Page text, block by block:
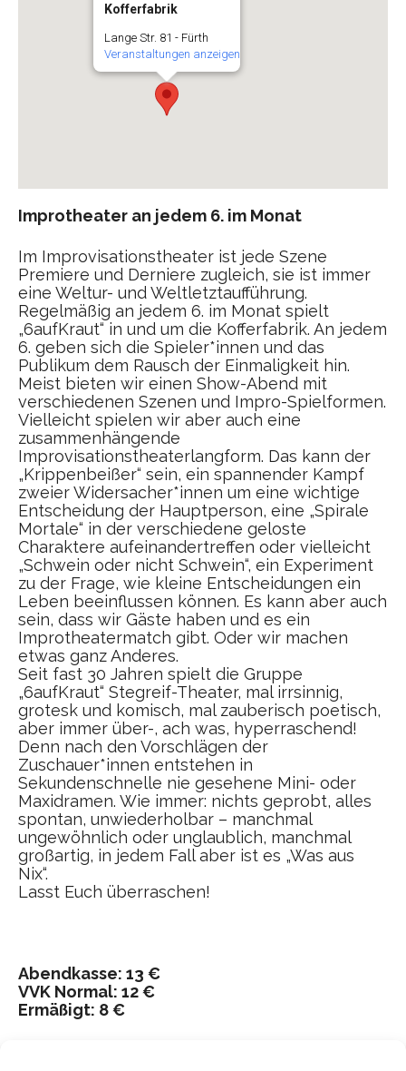
Kofferfabrik
Lange Str. 81 - Fürth
Veranstaltungen anzeigen
Improtheater an jedem 6. im Monat
Im Improvisationstheater ist jede Szene
Premiere und Derniere zugleich, sie ist immer
eine Weltur- und Weltletztaufführung.
Regelmäßig an jedem 6. im Monat spielt
„6aufKraut“ in und um die Kofferfabrik. An jedem
6. geben sich die Spieler*innen und das
Publikum dem Rausch der Einmaligkeit hin.
Meist bieten wir einen Show-Abend mit
verschiedenen Szenen und Impro-Spielformen.
Vielleicht spielen wir aber auch eine
zusammenhängende
Improvisationstheaterlangform. Das kann der
„Krippenbeißer“ sein, ein spannender Kampf
zweier Widersacher*innen um eine wichtige
Entscheidung der Hauptperson, eine „Spirale
Mortale“ in der verschiedene geloste
Charaktere aufeinandertreffen oder vielleicht
„Schwein oder nicht Schwein“, ein Experiment
zu der Frage, wie kleine Entscheidungen ein
Leben beeinflussen können. Es kann aber auch
sein, dass wir Gäste haben und es ein
Improtheatermatch gibt. Oder wir machen
etwas ganz Anderes.
Seit fast 30 Jahren spielt die Gruppe
„6aufKraut“ Stegreif-Theater, mal irrsinnig,
grotesk und komisch, mal zauberisch poetisch,
aber immer über-, ach was, hyperraschend!
Denn nach den Vorschlägen der
Zuschauer*innen entstehen in
Sekundenschnelle nie gesehene Mini- oder
Maxidramen. Wie immer: nichts geprobt, alles
spontan, unwiederholbar – manchmal
ungewöhnlich oder unglaublich, manchmal
großartig, in jedem Fall aber ist es „Was aus
Nix“.
Lasst Euch überraschen!
Abendkasse: 13 €
VVK Normal: 12 €
Ermäßigt: 8 €